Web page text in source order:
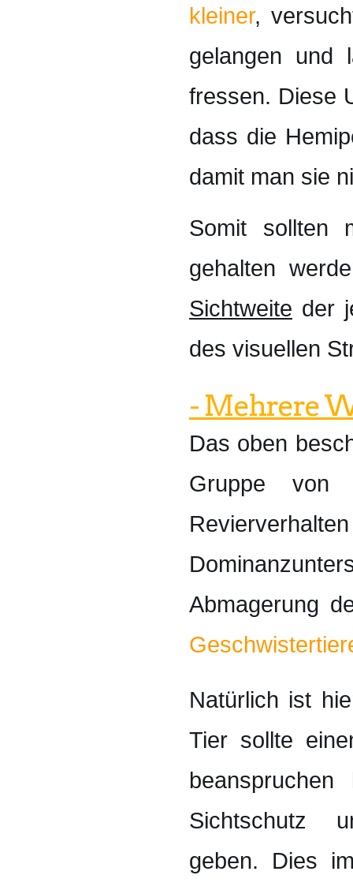
kleiner,
gelangen und
fressen. Diese
dass die
damit man sie
Somit sollten
gehalten
Sichtweite der
des visuellen
- Mehrere
Das oben
Gruppe von
Abmagerung
Natürlich ist
Tier sollte
Sichtschutz
geben. Dies